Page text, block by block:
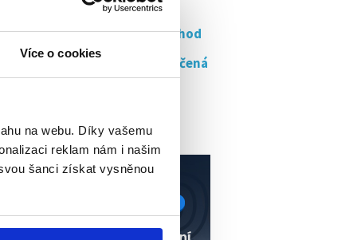
Více o cookies
na webu. Díky vašemu
reklam nám i našim
šanci získat vysněnou
Ostraha marketů od 180kč/hod
Ranní směny srpen/říjen-točená
zmrzlina...